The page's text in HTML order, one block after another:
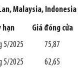
Malaysia, Indonesia
hạn
Giá đóng cửa
5/2025 75,87
5/2025
62,65